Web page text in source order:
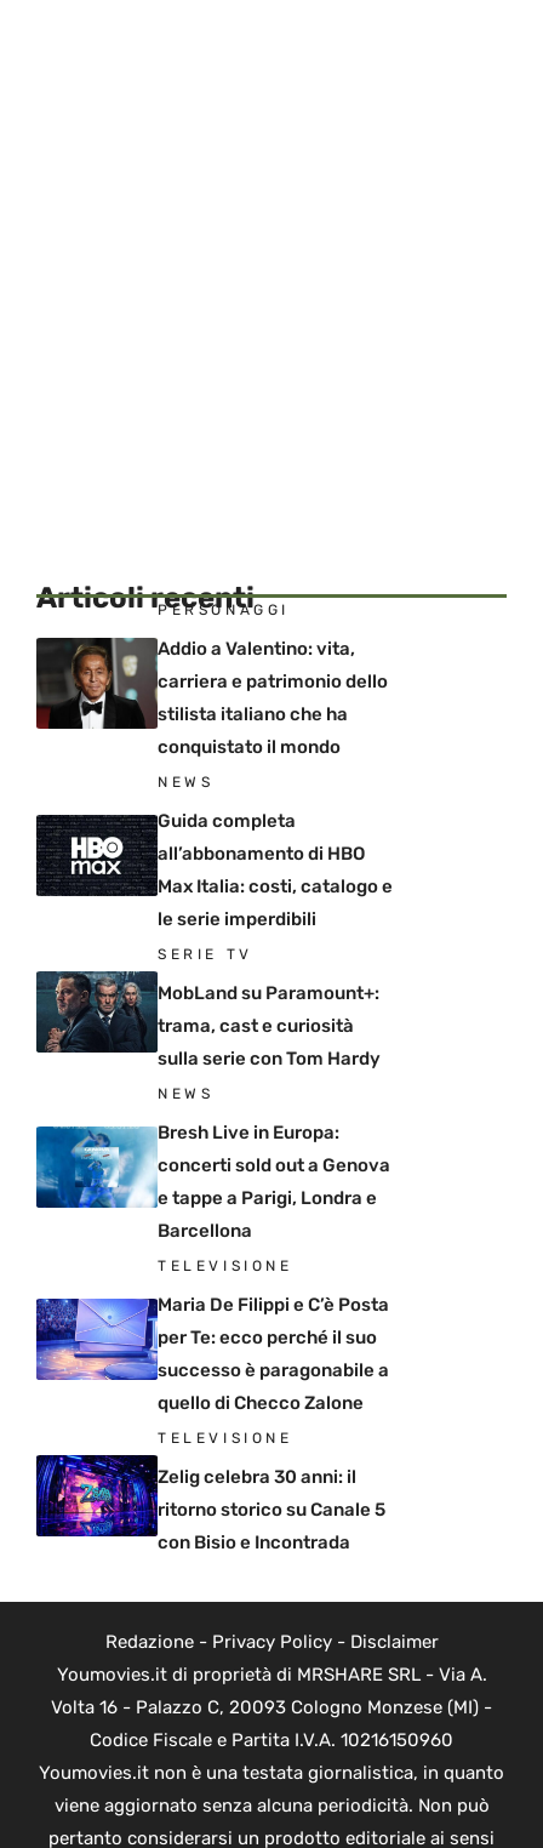
Articoli recenti
PERSONAGGI
Addio a Valentino: vita,
carriera e patrimonio dello
stilista italiano che ha
conquistato il mondo
NEWS
Guida completa
all’abbonamento di HBO
Max Italia: costi, catalogo e
le serie imperdibili
SERIE TV
MobLand su Paramount+:
trama, cast e curiosità
sulla serie con Tom Hardy
NEWS
Bresh Live in Europa:
concerti sold out a Genova
e tappe a Parigi, Londra e
Barcellona
TELEVISIONE
Maria De Filippi e C’è Posta
per Te: ecco perché il suo
successo è paragonabile a
quello di Checco Zalone
TELEVISIONE
Zelig celebra 30 anni: il
ritorno storico su Canale 5
con Bisio e Incontrada
Redazione- Privacy Policy- Disclaimer
Youmovies.it di proprietà di MRSHARE SRL - Via A.
Volta 16 - Palazzo C, 20093 Cologno Monzese (MI) -
Codice Fiscale e Partita I.V.A. 10216150960
Youmovies.it non è una testata giornalistica, in quanto
viene aggiornato senza alcuna periodicità. Non può
pertanto considerarsi un prodotto editoriale ai sensi